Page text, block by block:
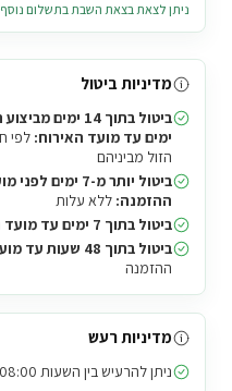
ניתן לצאת בצאת השבת בתשלום נוסף
מדיניות ביטול
ימים עד מועד האירוח:
הזול מביניהם
ההזמנה: ללא עלות
ביטול בתוך 7 ימים עד מועד האירוח:
ביטול בתוך 48 שעות עד מועד האירוח:
ההזמנה
מדיניות רעש
ניתן להרעיש בין השעות 08:00 עד 23:00